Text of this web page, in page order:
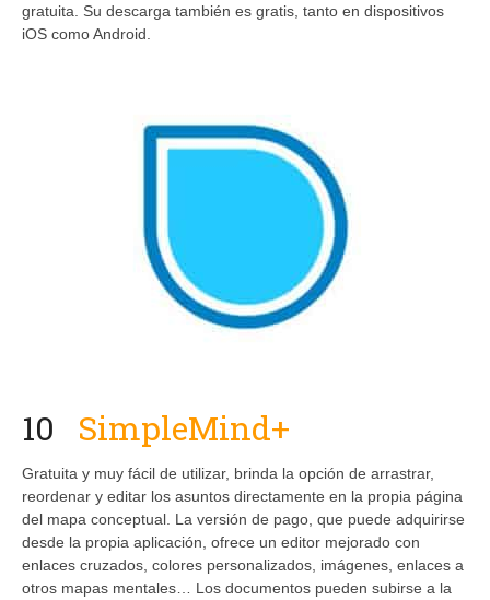
gratuita. Su descarga también es gratis, tanto en dispositivos
iOS como Android.
10 SimpleMind+
Gratuita y muy fácil de utilizar, brinda la opción de arrastrar,
reordenar y editar los asuntos directamente en la propia página
del mapa conceptual. La versión de pago, que puede adquirirse
desde la propia aplicación, ofrece un editor mejorado con
enlaces cruzados, colores personalizados, imágenes, enlaces a
otros mapas mentales… Los documentos pueden subirse a la